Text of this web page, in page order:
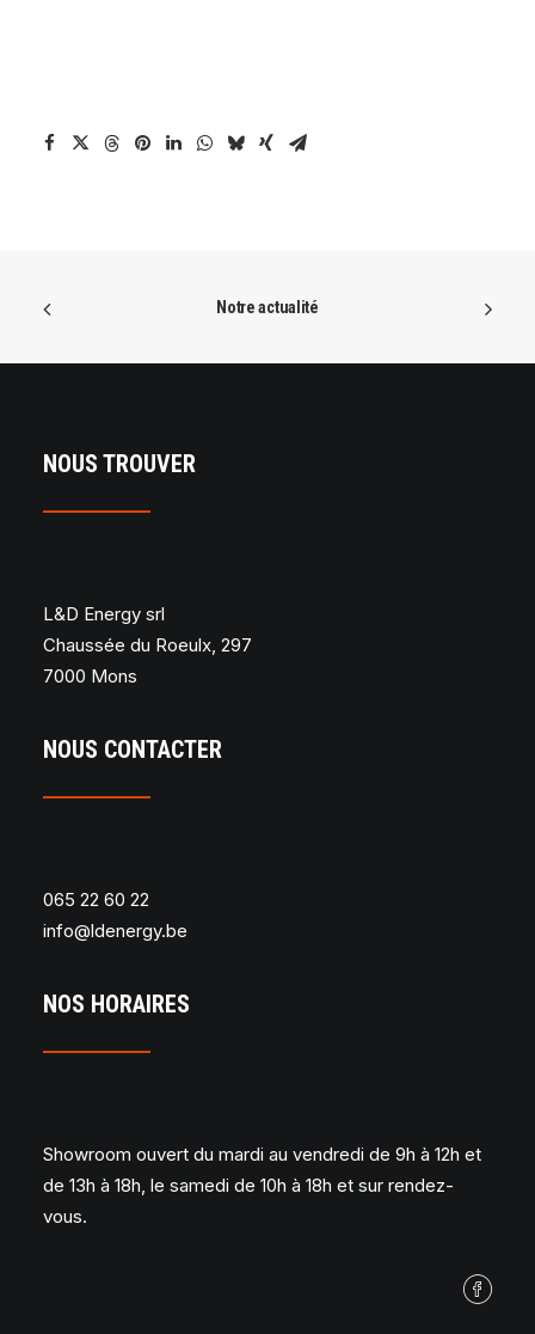
Notre actualité
NOUS TROUVER
L&D Energy srl
Chaussée du Roeulx, 297
7000 Mons
NOUS CONTACTER
065 22 60 22
info@ldenergy.be
NOS HORAIRES
Showroom ouvert du mardi au vendredi de 9h à 12h et
de 13h à 18h, le samedi de 10h à 18h et sur rendez-
vous.